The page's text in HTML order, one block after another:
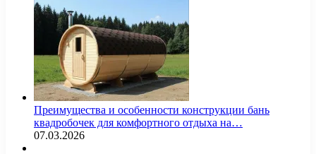
Преимущества и особенности конструкции бань
квадробочек для комфортного отдыха на…
07.03.2026